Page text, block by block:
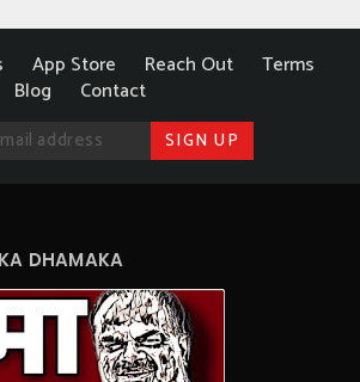
App Store Reach Out
Terms
Blog
Contact
DHAMAKA